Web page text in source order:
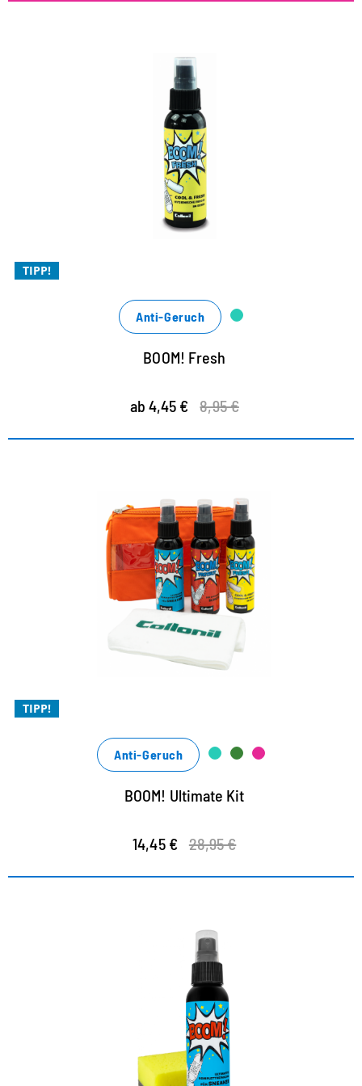
TIPP!
COOL & FRESH – die hygienische
Frische im Schuh
nachhaltige Menthol-Minz-Frische, die dich durch
der effektive, organische Geruchskiller
Anti-Geruch
BOOM! Fresh
ab 4,45 € 8,95 €
TIPP!
Ultimate Kit – Limited Edition
Reinigung, Frische und Schutz ohne Kompromisse
easy und unkompliziert in der Anwendung
mit natürlichen Inhaltsstoffen
Anti-Geruch
BOOM! Ultimate Kit
14,45 € 28,95 €
Die Komplettreinigung für jeden
Sneaker
easy anzuwenden
der coolste Allround-Cleaner für Sneaker